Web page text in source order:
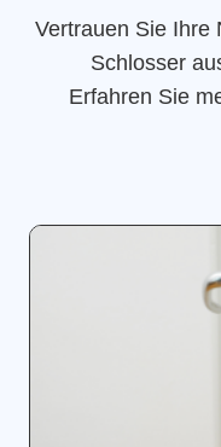
Vertrauen Sie Ihre
Schlosser
Erfahren Sie